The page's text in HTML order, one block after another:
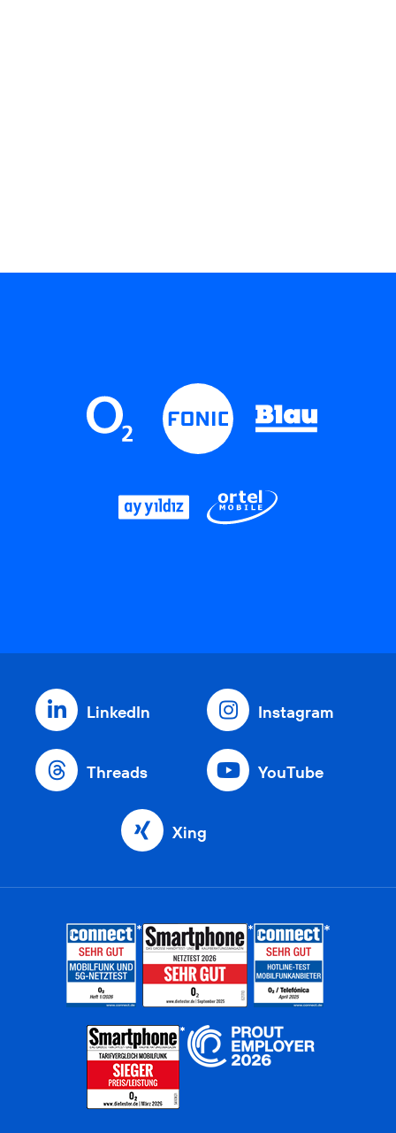
LinkedIn Instagram
Threads YouTube
Xing